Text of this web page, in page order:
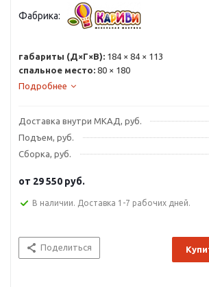
Фабрика:
габариты (Д×Г×В): 184 × 84 × 113
спальное место: 80 × 180
Подробнее
Доставка внутри МКАД, руб.
Подъем, руб.
Сборка, руб.
от 29 550 руб.
В наличии. Доставка 1-7 рабочих дней.
Поделиться